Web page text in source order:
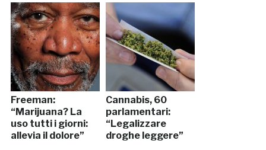
Freeman:
“Marijuana? La
uso tutti i giorni:
allevia il dolore”
Cannabis, 60
parlamentari:
“Legalizzare
droghe leggere”